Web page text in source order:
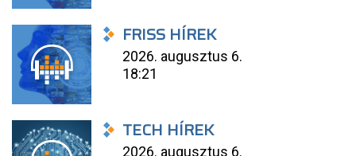
FRISS HÍREK
2026. augusztus 6.
18:21
TECH HÍREK
2026. augusztus 6.